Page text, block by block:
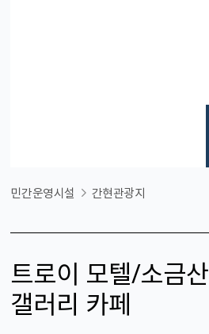
민간운영시설 간현관광지
트로이 모텔/소금산
갤러리 카페